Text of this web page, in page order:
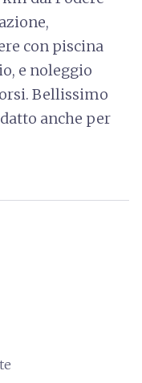
con piscina
e noleggio
Bellissimo
anche per